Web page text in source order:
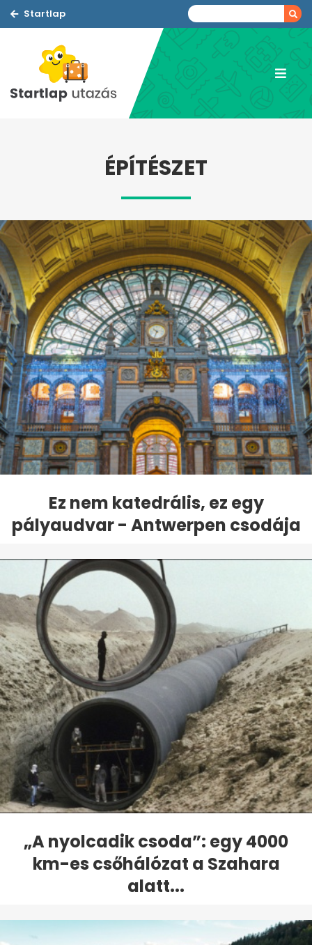
Startlap
ÉPÍTÉSZET
Ez nem katedrális, ez egy
pályaudvar - Antwerpen csodája
„A nyolcadik csoda”: egy 4000
km-es csőhálózat a Szahara
alatt...